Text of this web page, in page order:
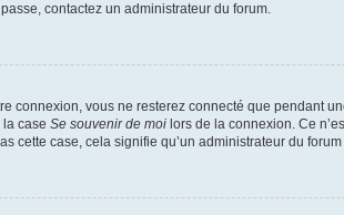
contactez un administrateur du forum.
connexion, vous ne resterez connecté que pendant
case Se souvenir de moi lors de la connexion. Ce
cette case, cela signifie qu’un administrateur du